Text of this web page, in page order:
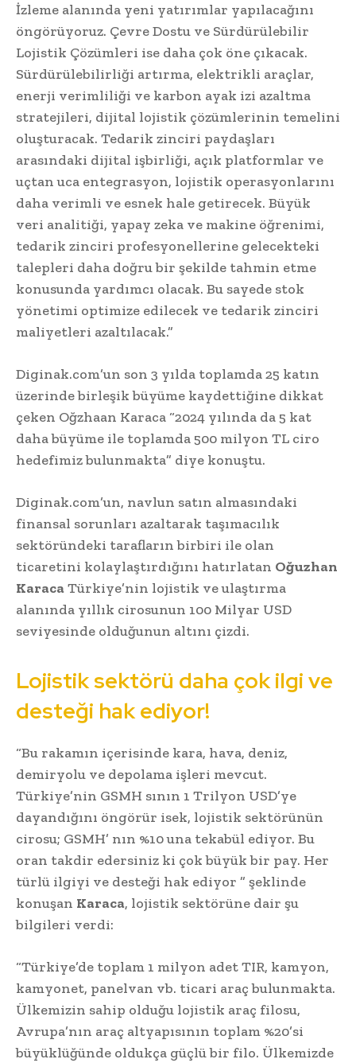
İzleme alanında yeni yatırımlar yapılacağını
öngörüyoruz. Çevre Dostu ve Sürdürülebilir
Lojistik Çözümleri ise daha çok öne çıkacak.
Sürdürülebilirliği artırma, elektrikli araçlar,
enerji verimliliği ve karbon ayak izi azaltma
stratejileri, dijital lojistik çözümlerinin temelini
oluşturacak. Tedarik zinciri paydaşları
arasındaki dijital işbirliği, açık platformlar ve
uçtan uca entegrasyon, lojistik operasyonlarını
daha verimli ve esnek hale getirecek. Büyük
veri analitiği, yapay zeka ve makine öğrenimi,
tedarik zinciri profesyonellerine gelecekteki
talepleri daha doğru bir şekilde tahmin etme
konusunda yardımcı olacak. Bu sayede stok
yönetimi optimize edilecek ve tedarik zinciri
maliyetleri azaltılacak.”
Diginak.com’un son 3 yılda toplamda 25 katın
üzerinde birleşik büyüme kaydettiğine dikkat
çeken Oğzhaan Karaca “2024 yılında da 5 kat
daha büyüme ile toplamda 500 milyon TL ciro
hedefimiz bulunmakta” diye konuştu.
Diginak.com’un, navlun satın almasındaki
finansal sorunları azaltarak taşımacılık
sektöründeki tarafların birbiri ile olan
ticaretini kolaylaştırdığını hatırlatan Oğuzhan
KaracaTürkiye’nin lojistik ve ulaştırma
alanında yıllık cirosunun 100 Milyar USD
seviyesinde olduğunun altını çizdi.
Lojistik sektörü daha çok ilgi ve
desteği hak ediyor!
“Bu rakamın içerisinde kara, hava, deniz,
demiryolu ve depolama işleri mevcut.
Türkiye’nin GSMH sının 1 Trilyon USD’ye
dayandığını öngörür isek, lojistik sektörünün
cirosu; GSMH’ nın %10 una tekabül ediyor. Bu
oran takdir edersiniz ki çok büyük bir pay. Her
türlü ilgiyi ve desteği hak ediyor ” şeklinde
konuşan Karaca, lojistik sektörüne dair şu
bilgileri verdi:
“Türkiye’de toplam 1 milyon adet TIR, kamyon,
kamyonet, panelvan vb. ticari araç bulunmakta.
Ülkemizin sahip olduğu lojistik araç filosu,
Avrupa’nın araç altyapısının toplam %20’si
büyüklüğünde oldukça güçlü bir filo. Ülkemizde